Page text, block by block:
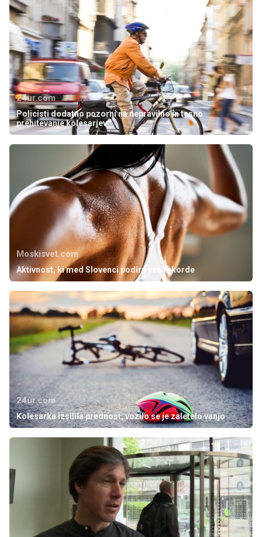
24ur.com
Policisti dodatno pozorni na nepravilno in tesno
prehitevanje kolesarjev
Moskisvet.com
Aktivnost, ki med Slovenci podira vse rekorde
24ur.com
Kolesarka izsilila prednost, vozilo se je zaletelo vanjo